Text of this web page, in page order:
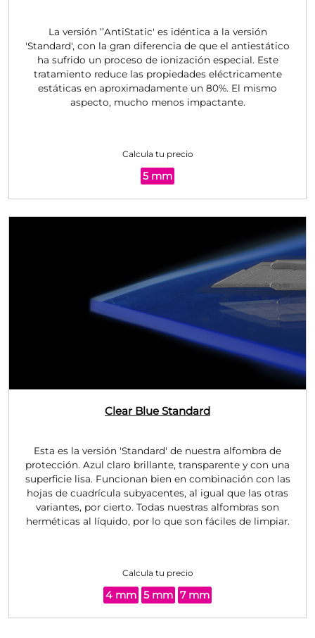
La versión ‘’AntiStatic' es idéntica a la versión
'Standard', con la gran diferencia de que el antiestático
ha sufrido un proceso de ionización especial. Este
tratamiento reduce las propiedades eléctricamente
estáticas en aproximadamente un 80%. El mismo
aspecto, mucho menos impactante.
Calcula tu precio
5 mm
Clear Blue Standard
Esta es la versión 'Standard' de nuestra alfombra de
protección. Azul claro brillante, transparente y con una
superficie lisa. Funcionan bien en combinación con las
hojas de cuadrícula subyacentes, al igual que las otras
variantes, por cierto. Todas nuestras alfombras son
herméticas al líquido, por lo que son fáciles de limpiar.
Calcula tu precio
4 mm 5 mm 7 mm